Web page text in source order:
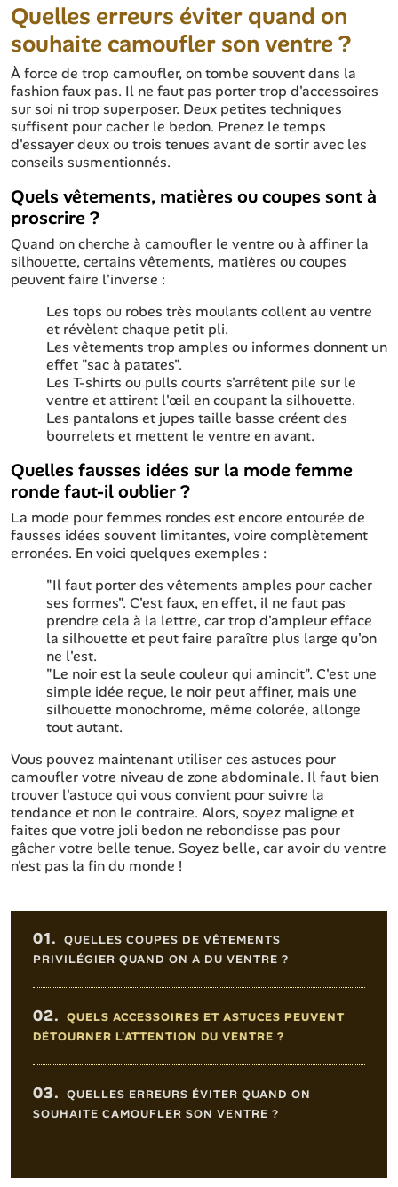
Quelles erreurs éviter quand on
souhaite camoufler son ventre ?
À force de trop camoufler, on tombe souvent dans la
fashion faux pas. Il ne faut pas porter trop d'accessoires
sur soi ni trop superposer. Deux petites techniques
suffisent pour cacher le bedon. Prenez le temps
d'essayer deux ou trois tenues avant de sortir avec les
conseils susmentionnés.
Quels vêtements, matières ou coupes sont à
proscrire ?
Quand on cherche à camoufler le ventre ou à affiner la
silhouette, certains vêtements, matières ou coupes
peuvent faire l'inverse :
Les tops ou robes très moulants collent au ventre
et révèlent chaque petit pli.
Les vêtements trop amples ou informes donnent un
effet "sac à patates".
Les T-shirts ou pulls courts s'arrêtent pile sur le
ventre et attirent l'œil en coupant la silhouette.
Les pantalons et jupes taille basse créent des
bourrelets et mettent le ventre en avant.
Quelles fausses idées sur la mode femme
ronde faut-il oublier ?
La mode pour femmes rondes est encore entourée de
fausses idées souvent limitantes, voire complètement
erronées. En voici quelques exemples :
"Il faut porter des vêtements amples pour cacher
ses formes". C'est faux, en effet, il ne faut pas
prendre cela à la lettre, car trop d'ampleur efface
la silhouette et peut faire paraître plus large qu'on
ne l'est.
"Le noir est la seule couleur qui amincit". C'est une
simple idée reçue, le noir peut affiner, mais une
silhouette monochrome, même colorée, allonge
tout autant.
Vous pouvez maintenant utiliser ces astuces pour
camoufler votre niveau de zone abdominale. Il faut bien
trouver l'astuce qui vous convient pour suivre la
tendance et non le contraire. Alors, soyez maligne et
faites que votre joli bedon ne rebondisse pas pour
gâcher votre belle tenue. Soyez belle, car avoir du ventre
n'est pas la fin du monde !
Sommaire de l'article
01. QUELLES COUPES DE VÊTEMENTS
PRIVILÉGIER QUAND ON A DU VENTRE ?
02. QUELS ACCESSOIRES ET ASTUCES PEUVENT
DÉTOURNER L'ATTENTION DU VENTRE ?
03. QUELLES ERREURS ÉVITER QUAND ON
SOUHAITE CAMOUFLER SON VENTRE ?